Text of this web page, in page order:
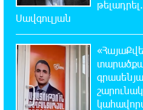
23:41:24 7-08-2026
մաքրման
23:22:54 7-08-2026
Իտալական
ժայթքել է Էտնա
Սավգուլյան